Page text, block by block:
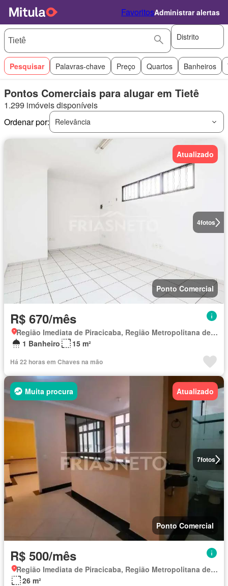
FavoritosAdministrar alertas
Distrito
Pesquisar Palavras-chave Preço Quartos Banheiros
Pontos Comerciais para alugar em Tietê
1.299 imóveis disponíveis
Ordenar por:
Relevância
4fotos
Atualizado
Ponto Comercial
R$ 670/mês
Região Imediata de Piracicaba, Região Metropolitana de Piracicaba
1 Banheiro
15 m²
Há 22 horas em Chaves na mão
7fotos
Muita procura Atualizado
Ponto Comercial
R$ 500/mês
Região Imediata de Piracicaba, Região Metropolitana de Piracicaba
26 m²